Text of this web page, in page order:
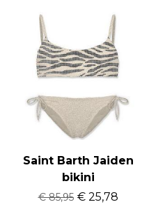
Saint Barth Jaiden
bikini
€ 85,95 € 25,78